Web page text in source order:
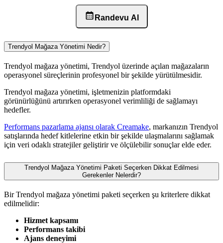
Randevu Al
Trendyol Mağaza Yönetimi Nedir?
Trendyol mağaza yönetimi, Trendyol üzerinde açılan mağazaların
operasyonel süreçlerinin profesyonel bir şekilde yürütülmesidir.
Trendyol mağaza yönetimi, işletmenizin platformdaki
görünürlüğünü artırırken operasyonel verimliliği de sağlamayı
hedefler.
Performans pazarlama ajansı olarak Creamake, markanızın Trendyol
satışlarında hedef kitlelerine etkin bir şekilde ulaşmalarını sağlamak
için veri odaklı stratejiler geliştirir ve ölçülebilir sonuçlar elde eder.
Trendyol Mağaza Yönetimi Paketi Seçerken Dikkat Edilmesi
Gerekenler Nelerdir?
Bir Trendyol mağaza yönetimi paketi seçerken şu kriterlere dikkat
edilmelidir:
Hizmet kapsamı
Performans takibi
Ajans deneyimi